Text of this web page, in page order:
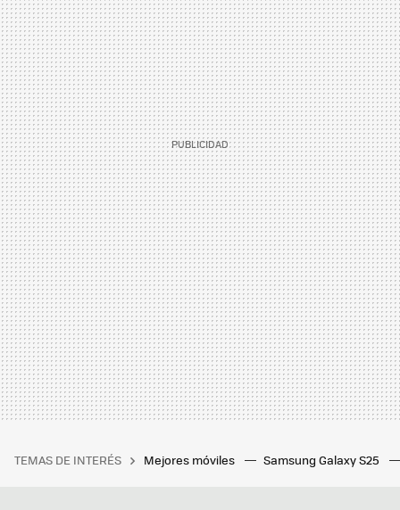
TEMAS DE INTERÉS Mejores móviles Samsung Galaxy S25